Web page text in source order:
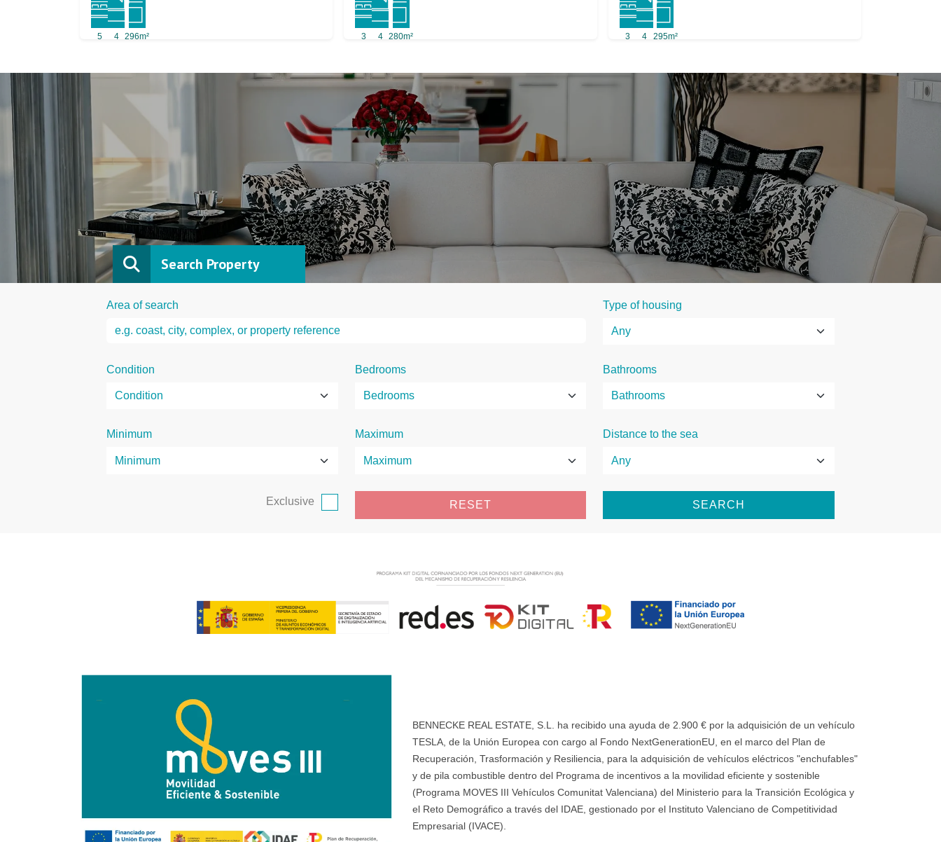
5 4 296m² 3 4 280m² 3 4 295m²
Search Property
Area of search Type of housing
Condition Bedrooms Bathrooms
Minimum Maximum Distance to the sea
Exclusive RESET SEARCH
BENNECKE REAL ESTATE, S.L. ha recibido una ayuda de 2.900 € por la adquisición de un vehículo
TESLA, de la Unión Europea con cargo al Fondo NextGenerationEU, en el marco del Plan de
Recuperación, Trasformación y Resiliencia, para la adquisición de vehículos eléctricos "enchufables"
y de pila combustible dentro del Programa de incentivos a la movilidad eficiente y sostenible
(Programa MOVES III Vehículos Comunitat Valenciana) del Ministerio para la Transición Ecológica y
el Reto Demográfico a través del IDAE, gestionado por el Instituto Valenciano de Competitividad
Empresarial (IVACE).